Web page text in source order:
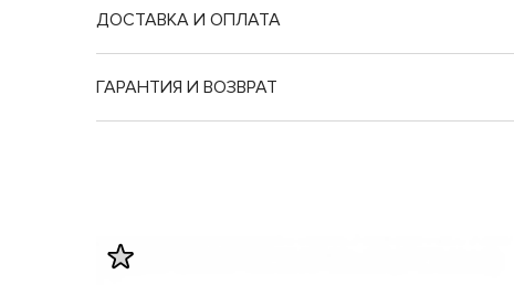
ДОСТАВКА И ОПЛАТА
ГАРАНТИЯ И ВОЗВРАТ